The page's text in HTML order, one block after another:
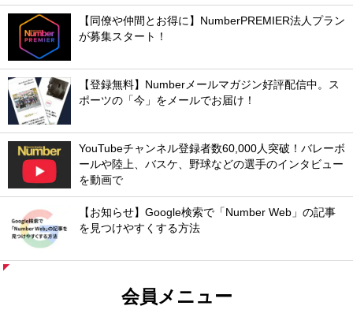
【同僚や仲間とお得に】NumberPREMIER法人プラン
が募集スタート！
【登録無料】Numberメールマガジン好評配信中。ス
ポーツの「今」をメールでお届け！
YouTubeチャンネル登録者数60,000人突破！バレーボ
ールや陸上、バスケ、野球などの選手のインタビュー
を動画で
【お知らせ】Google検索で「Number Web」の記事
を見つけやすくする方法
会員メニュー